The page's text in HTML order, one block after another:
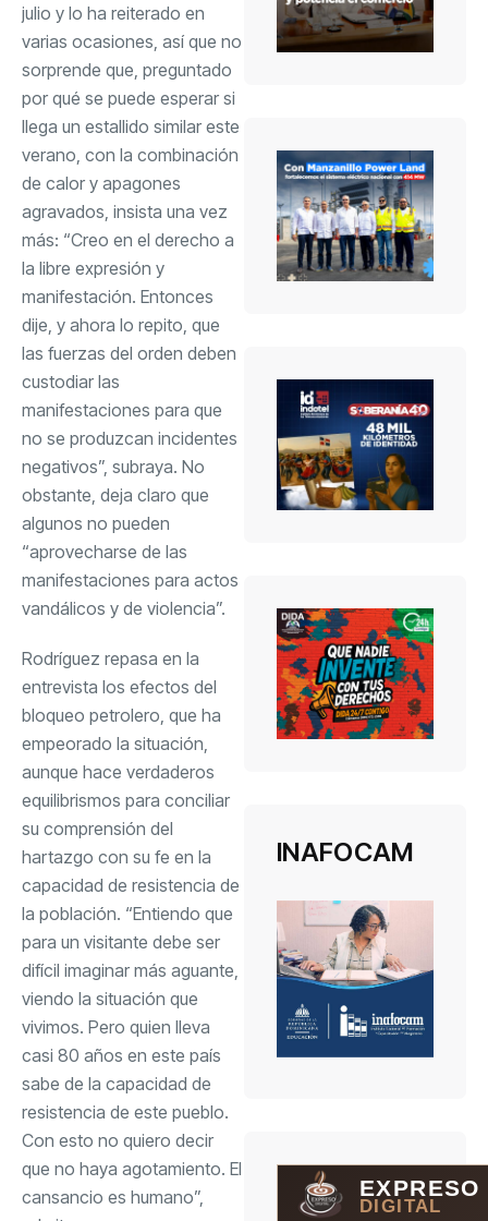
julio y lo ha reiterado en
varias ocasiones, así que no
sorprende que, preguntado
por qué se puede esperar si
llega un estallido similar este
verano, con la combinación
de calor y apagones
agravados, insista una vez
más: “Creo en el derecho a
la libre expresión y
manifestación. Entonces
dije, y ahora lo repito, que
las fuerzas del orden deben
custodiar las
manifestaciones para que
no se produzcan incidentes
negativos”, subraya. No
obstante, deja claro que
algunos no pueden
“aprovecharse de las
manifestaciones para actos
vandálicos y de violencia”.
Rodríguez repasa en la
entrevista los efectos del
bloqueo petrolero, que ha
empeorado la situación,
aunque hace verdaderos
equilibrismos para conciliar
su comprensión del
hartazgo con su fe en la
capacidad de resistencia de
la población. “Entiendo que
para un visitante debe ser
difícil imaginar más aguante,
viendo la situación que
vivimos. Pero quien lleva
casi 80 años en este país
sabe de la capacidad de
resistencia de este pueblo.
Con esto no quiero decir
que no haya agotamiento. El
cansancio es humano”,
INAFOCAM
EXPRESO
DIGITAL